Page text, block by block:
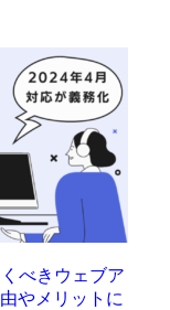
べきウェブア
やメリットに